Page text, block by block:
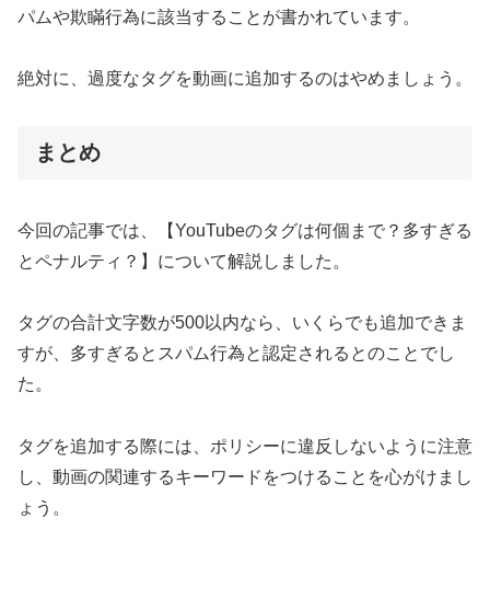
パムや欺瞞行為に該当することが書かれています。
絶対に、過度なタグを動画に追加するのはやめましょう。
まとめ
今回の記事では、【YouTubeのタグは何個まで？多すぎる
とペナルティ？】について解説しました。
タグの合計文字数が500以内なら、いくらでも追加できま
すが、多すぎるとスパム行為と認定されるとのことでし
た。
タグを追加する際には、ポリシーに違反しないように注意
し、動画の関連するキーワードをつけることを心がけまし
ょう。